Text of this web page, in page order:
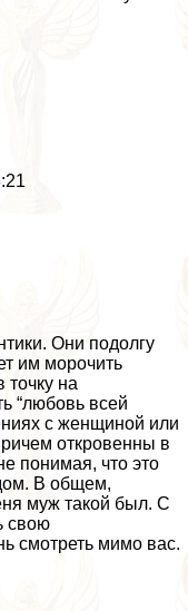
Они подолгу
им морочить
на
“любовь всей
с женщиной или
откровенны в
понимая, что это
В общем,
муж такой был. С
свою
смотреть мимо вас.